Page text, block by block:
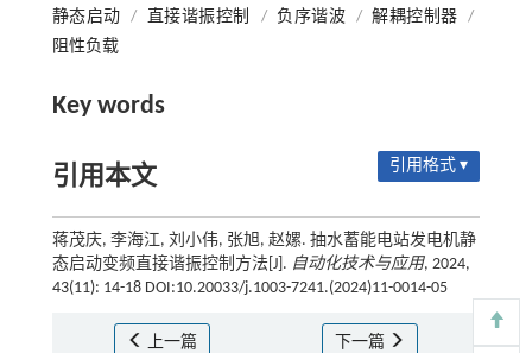
静态启动 / 直接谐振控制 / 负序谐波 / 解耦控制器
/
阻性负载
Key words
引用本文 引用格式 ▾
蒋茂庆, 李海江, 刘小伟, 张旭, 赵嫘. 抽水蓄能电站发电机静
态启动变频直接谐振控制方法[J]. 自动化技术与应用, 2024,
43(11): 14-18 DOI:10.20033/j.1003-7241.(2024)11-0014-05
上一篇 下一篇